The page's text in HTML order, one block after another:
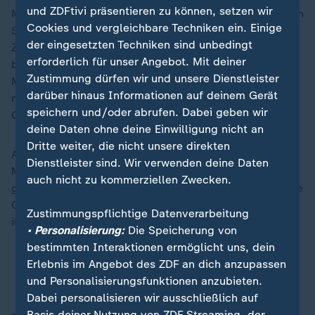
Musk war während der Massenkundgebung der rechten
Szene mit mehr als 100.000 Menschen durch das
Zentrum Londons per Video zugeschaltet worden. Die
britische Öffentlichkeit habe "Angst, ihre
Meinungsfreiheit auszuüben", sagte er. Der öffentlich-
rechtliche Rundfunk, die BBC, sei "an der Zerstörung
Großbritanniens mitschuldig".
Auch Themen wie Migration und den Brexit schnitt
Musk an. An die Teilnehmer der rechten Demo
gerichtet sagte er: "Ob ihr Gewalt wählt oder nicht, die
Gewalt kommt zu euch. Entweder ihr wehrt euch oder
ihr sterbt (...)."
London: Zehntausende demonstrieren gegen
Migration
und ZDFtivi präsentieren zu können, setzen wir
Cookies und vergleichbare Techniken ein. Einige
der eingesetzten Techniken sind unbedingt
erforderlich für unser Angebot. Mit deiner
Zustimmung dürfen wir und unsere Dienstleister
darüber hinaus Informationen auf deinem Gerät
speichern und/oder abrufen. Dabei geben wir
deine Daten ohne deine Einwilligung nicht an
Dritte weiter, die nicht unsere direkten
Dienstleister sind. Wir verwenden deine Daten
auch nicht zu kommerziellen Zwecken.
Zustimmungspflichtige Datenverarbeitung
• Personalisierung:Die Speicherung von
bestimmten Interaktionen ermöglicht uns, dein
Erlebnis im Angebot des ZDF an dich anzupassen
und Personalisierungsfunktionen anzubieten.
Dabei personalisieren wir ausschließlich auf